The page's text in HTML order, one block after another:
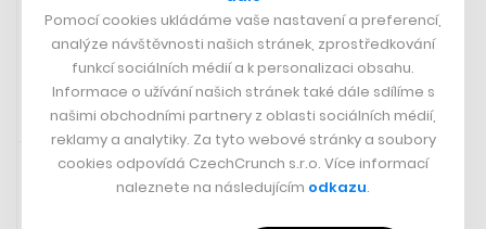
19. 6. 2023 08:50
Pomocí cookies ukládáme vaše nastavení a preferencí,
analýze návštěvnosti našich stránek, zprostředkování
funkcí sociálních médií a k personalizaci obsahu.
Informace o užívání našich stránek také dále sdílíme s
našimi obchodními partnery z oblasti sociálních médií,
reklamy a analytiky. Za tyto webové stránky a soubory
cookies odpovídá CzechCrunch s.r.o. Více informací
naleznete na následujícím odkazu.